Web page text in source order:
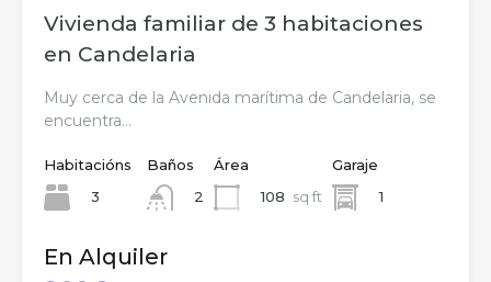
Vivienda familiar de 3 habitaciones
en Candelaria
Muy cerca de la Avenida marítima de Candelaria, se
encuentra…
Habitacións
3
Baños
2
Área
108 sq ft
Garaje
1
En Alquiler